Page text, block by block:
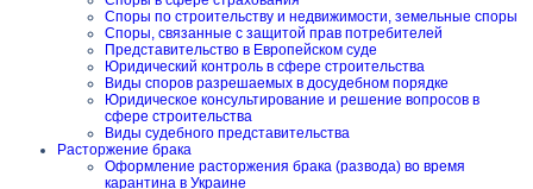
Споры по строительству и недвижимости, земельные споры
Споры, связанные с защитой прав потребителей
Представительство в Европейском суде
Юридический контроль в сфере строительства
Виды споров разрешаемых в досудебном порядке
Юридическое консультирование и решение вопросов в
сфере строительства
Виды судебного представительства
Расторжение брака
Оформление расторжения брака (развода) во время
карантина в Украине